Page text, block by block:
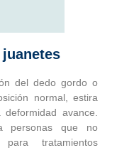
del dedo gordo o
normal, estira
avance.
personas que no
tratamientos